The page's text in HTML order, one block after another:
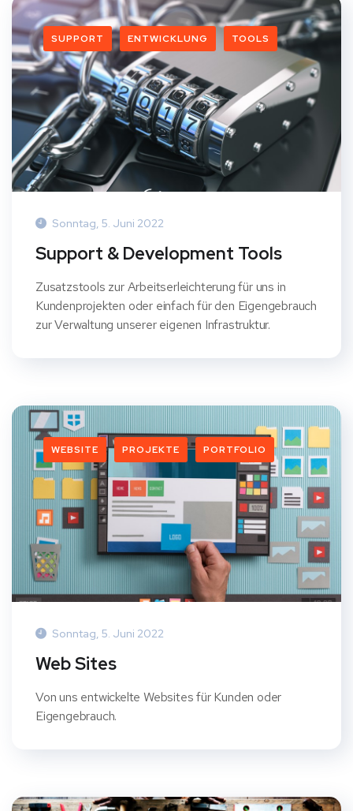
SUPPORT ENTWICKLUNG TOOLS
Sonntag, 5. Juni 2022
Support & Development Tools
Zusatzstools zur Arbeitserleichterung für uns in
Kundenprojekten oder einfach für den Eigengebrauch
zur Verwaltung unserer eigenen Infrastruktur.
WEBSITE PROJEKTE PORTFOLIO
Sonntag, 5. Juni 2022
Web Sites
Von uns entwickelte Websites für Kunden oder
Eigengebrauch.